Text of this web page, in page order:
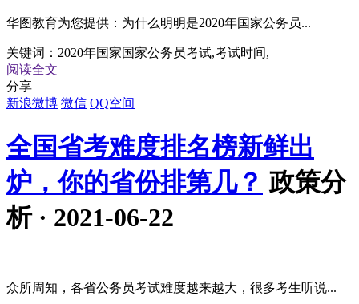
华图教育为您提供：为什么明明是2020年国家公务员...
关键词： 2020年国家国家公务员考试,考试时间,
阅读全文
分享
新浪微博 微信 QQ空间
全国省考难度排名榜新鲜出
炉，你的省份排第几？ 政策分
析 · 2021-06-22
众所周知，各省公务员考试难度越来越大，很多考生听说...